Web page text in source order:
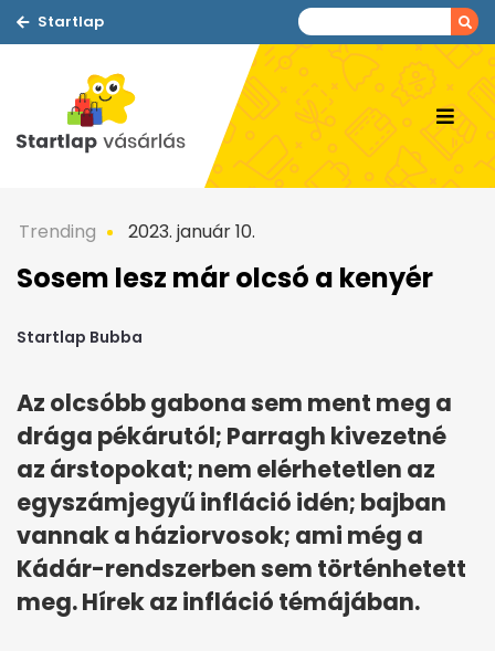
Startlap
Trending 2023. január 10.
Sosem lesz már olcsó a kenyér
Startlap Bubba
Az olcsóbb gabona sem ment meg a
drága pékárutól; Parragh kivezetné
az árstopokat; nem elérhetetlen az
egyszámjegyű infláció idén; bajban
vannak a háziorvosok; ami még a
Kádár-rendszerben sem történhetett
meg. Hírek az infláció témájában.